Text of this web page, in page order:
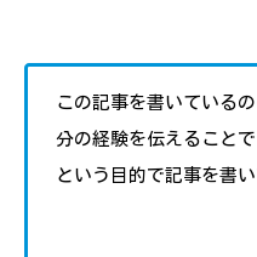
この記事を書いている
分の経験を伝えることで
という目的で記事を書い